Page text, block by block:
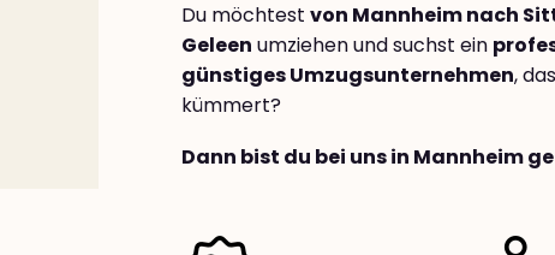
Du möchtest von Mannheim nach
Geleen umziehen und suchst ein
günstiges Umzugsunternehmen,
kümmert?
Dann bist du bei uns in Mannheim